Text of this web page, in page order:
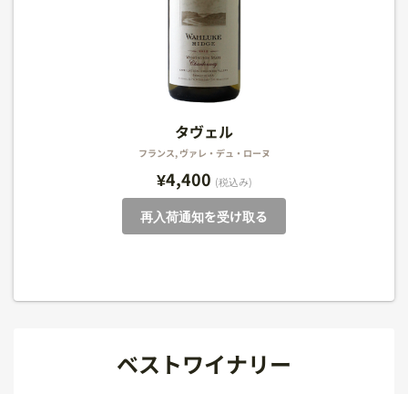
タヴェル
フランス, ヴァレ・デュ・ローヌ
¥4,400 (税込み)
再入荷通知を受け取る
タヴェル
フランス, ヴァレ・デュ・ローヌ
(税込み)
シャンパーニュ アンリオ ブリュット スーヴェ
ラン シャルドネ ハーフ
フランス, シャンパーニュ
(税込み)
ローランペリエ ブリュット LＰ
フランス, シャンパーニュ
(税込み)
タヴェル
フランス, ヴァレ・デュ・ローヌ
(税込み)
ドメーヌ・エメ・ステンツ ピノ・グリ ローゼン
ベルグ
フランス, アルザス
(税込み)
メゾン・アボット キュミュル・レゼルヴ
フランス, ラングドック・ルーション
(税込み)
ベストワイナリー